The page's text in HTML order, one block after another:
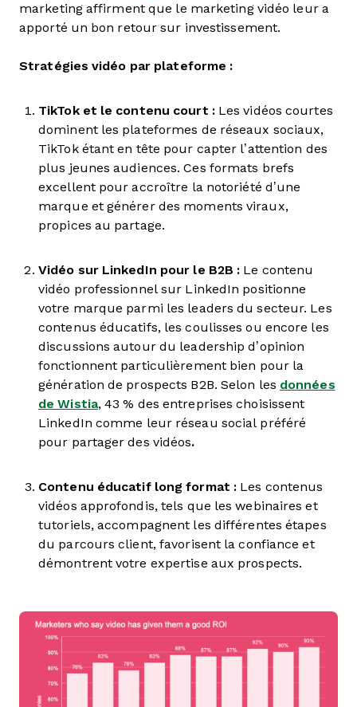
marketing affirment que le marketing vidéo leur a
apporté un bon retour sur investissement.
Stratégies vidéo par plateforme :
TikTok et le contenu court :Les vidéos courtes
dominent les plateformes de réseaux sociaux,
TikTok étant en tête pour capter l’attention des
plus jeunes audiences. Ces formats brefs
excellent pour accroître la notoriété d’une
marque et générer des moments viraux,
propices au partage.
Vidéo sur LinkedIn pour le B2B : Le contenu
vidéo professionnel sur LinkedIn positionne
votre marque parmi les leaders du secteur. Les
contenus éducatifs, les coulisses ou encore les
discussions autour du leadership d’opinion
fonctionnent particulièrement bien pour la
génération de prospects B2B. Selon les données
de Wistia, 43 % des entreprises choisissent
LinkedIn comme leur réseau social préféré
pour partager des vidéos.
Contenu éducatif long format : Les contenus
vidéos approfondis, tels que les webinaires et
tutoriels, accompagnent les différentes étapes
du parcours client, favorisent la confiance et
démontrent votre expertise aux prospects.